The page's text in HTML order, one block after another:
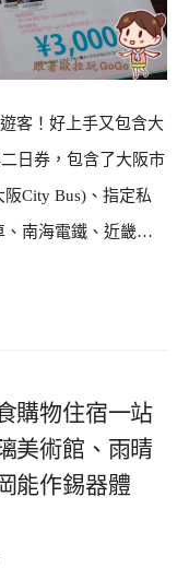
客！好上手又包含大
日券，包含了大阪市
City Bus)、指定私
、南海電鐵、近畿…
購物住宿一站
美術館、雨晴
能作錫器體